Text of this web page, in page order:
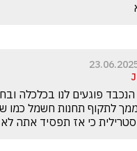
כי אז תפסיד אתה לא